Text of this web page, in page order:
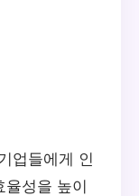
업들에게 인
율성을 높이